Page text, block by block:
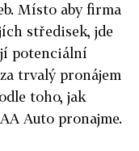
Místo aby firma
středisek, jde
potenciální
trvalý pronájem
toho, jak
Auto pronajme.